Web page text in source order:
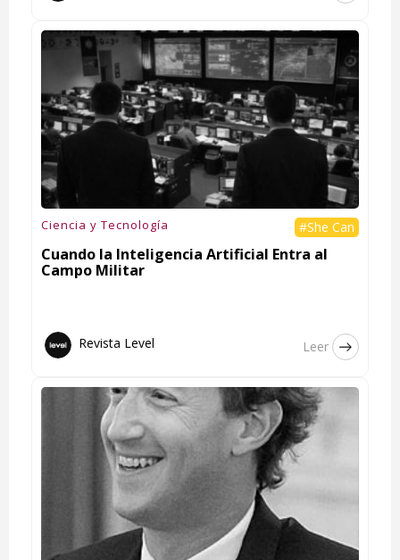
Ciencia y Tecnología #She Can
Cuando la Inteligencia Artificial Entra al
Campo Militar
Revista Level Leer